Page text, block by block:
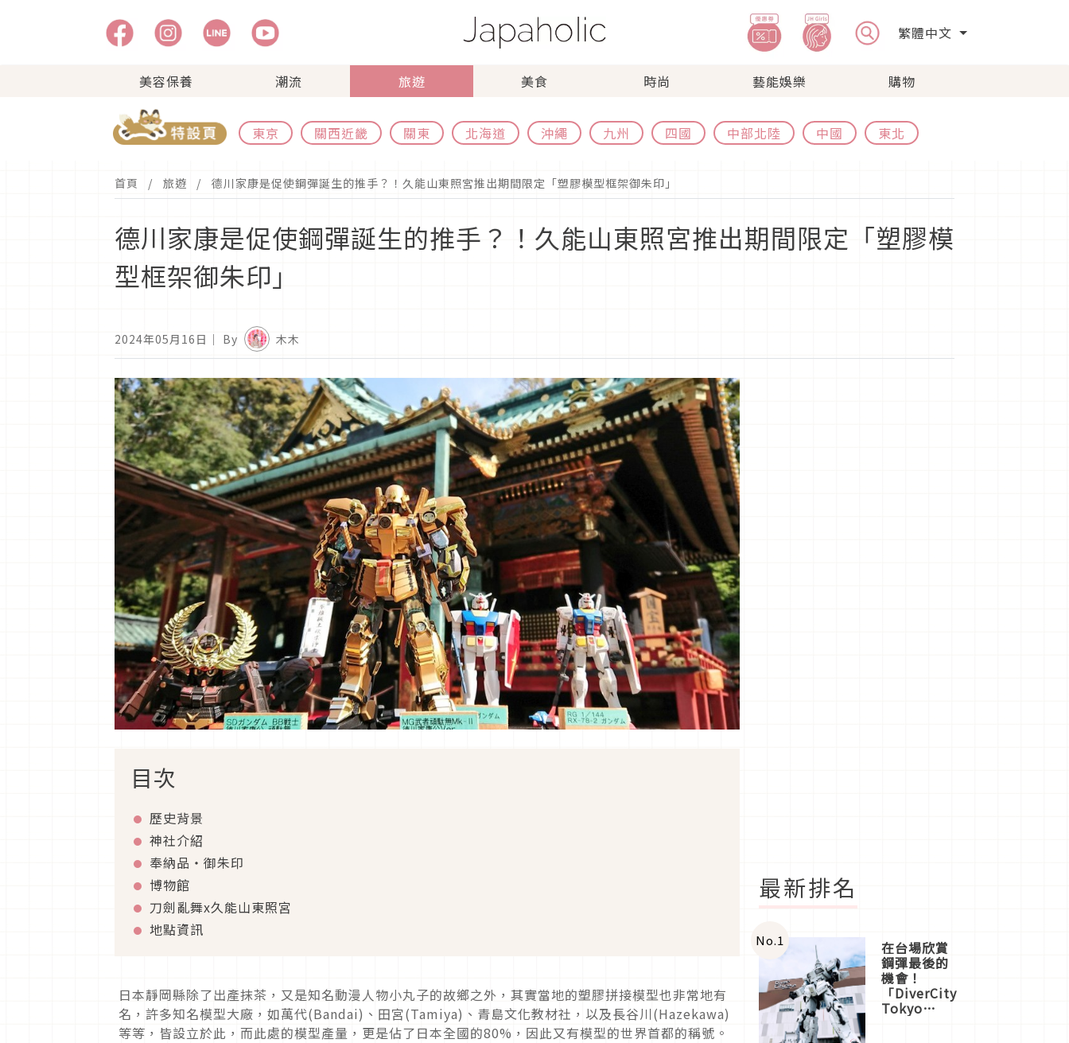
繁體中文
美容保養 潮流 旅遊 美食 時尚 藝能娛樂 購物
東京 關西近畿 關東 北海道 沖繩 九州 四國 中部北陸 中國 東北
首頁 旅遊 德川家康是促使鋼彈誕生的推手？！久能山東照宮推出期間限定「塑膠模型框架御朱印」
德川家康是促使鋼彈誕生的推手？！久能山東照宮推出期間限定「塑膠模
型框架御朱印」
2024年05月16日 ｜ By 木木
目次
歷史背景
神社介紹
奉納品・御朱印
博物館
刀劍亂舞x久能山東照宮
地點資訊
日本靜岡縣除了出產抹茶，又是知名動漫人物小丸子的故鄉之外，其實當地的塑膠拼接模型也非常地有
名，許多知名模型大廠，如萬代(Bandai)、田宮(Tamiya)、青島文化教材社，以及長谷川(Hazekawa)
等等，皆設立於此，而此處的模型產量，更是佔了日本全國的80%，因此又有模型的世界首都的稱號。
最新排名
No.1 在台場欣賞
鋼彈最後的
機會！
「DiverCity
Tokyo